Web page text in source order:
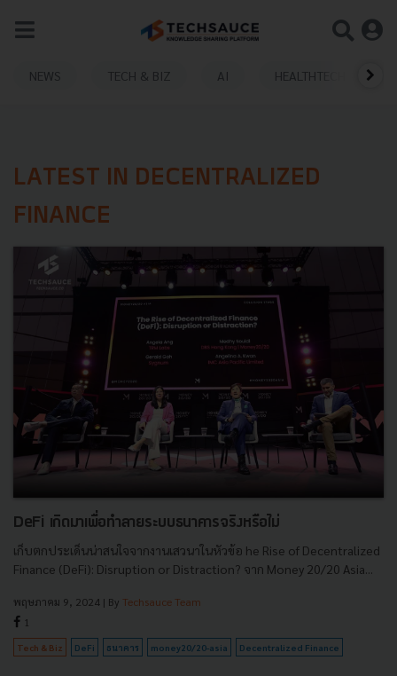
NEWS TECH & BIZ AI HEALTHTECH
LATEST IN DECENTRALIZED
FINANCE
DeFi เกิดมาเพื่อทำลายระบบธนาคารจริงหรือไม่
เก็บตกประเด็นน่าสนใจจากงานเสวนาในหัวข้อ he Rise of Decentralized
Finance (DeFi): Disruption or Distraction? จาก Money 20/20 Asia...
พฤษภาคม 9, 2024 | By Techsauce Team
1
Tech & Biz DeFi ธนาคาร money20/20-asia Decentralized Finance